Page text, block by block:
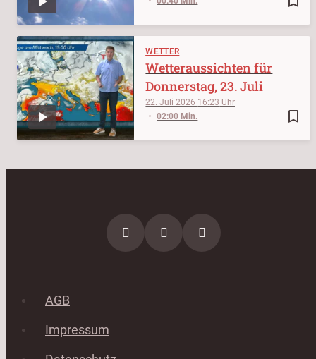
WETTER
bookmark_border
22. Juli 2026 16:23
02:00 Min.
Wetteraussichten für
Donnerstag, 23. Juli
AGB
Impressum